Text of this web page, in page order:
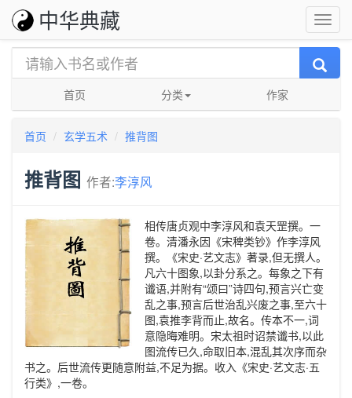
中华典藏
首页 分类 作家
首页 玄学五术 推背图
推背图 作者:李淳风
相传唐贞观中李淳风和袁天罡撰。一
卷。清潘永因《宋稗类钞》作李淳风
撰。《宋史·艺文志》著录,但无撰人。
凡六十图象,以卦分系之。每象之下有
谶语,并附有“颂曰”诗四句,预言兴亡变
乱之事,预言后世治乱兴废之事,至六十
图,袁推李背而止,故名。传本不一,词
意隐晦难明。宋太祖时诏禁谶书,以此
图流传已久,命取旧本,混乱其次序而杂
书之。后世流传更随意附益,不足为据。收入《宋史·艺文志·五
行类》,一卷。